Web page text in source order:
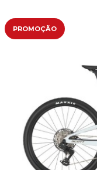
PROMOÇÃO